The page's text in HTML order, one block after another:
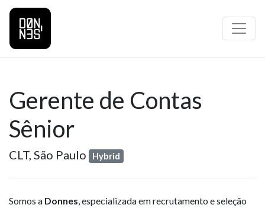
Gerente de Contas
Sênior
CLT, São Paulo Hybrid
Somos a Donnes, especializada em recrutamento e seleção